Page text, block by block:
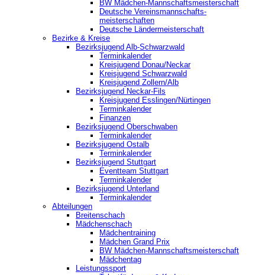
BW Mädchen-Mannschaftsmeisterschaft
Deutsche Vereinsmannschafts-
meisterschaften
Deutsche Ländermeisterschaft
Bezirke & Kreise
Bezirksjugend Alb-Schwarzwald
Terminkalender
Kreisjugend Donau/Neckar
Kreisjugend Schwarzwald
Kreisjugend Zollern/Alb
Bezirksjugend Neckar-Fils
Kreisjugend ‎Esslingen/Nürtingen
Terminkalender
Finanzen
Bezirksjugend Oberschwaben
Terminkalender
Bezirksjugend Ostalb
Terminkalender
Bezirksjugend Stuttgart
‎Eventteam Stuttgart
Terminkalender
Bezirksjugend Unterland
Terminkalender
Abteilungen
Breitenschach
Mädchenschach
Mädchentraining
Mädchen Grand Prix
BW Mädchen-Mannschaftsmeisterschaft
Mädchentag
Leistungssport